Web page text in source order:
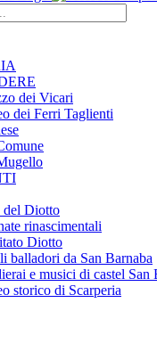
dei Vicari
dei Ferri Taglienti
del Diotto
rinascimentali
Diotto
balladori da San Barnaba
e musici di castel San
storico di Scarperia